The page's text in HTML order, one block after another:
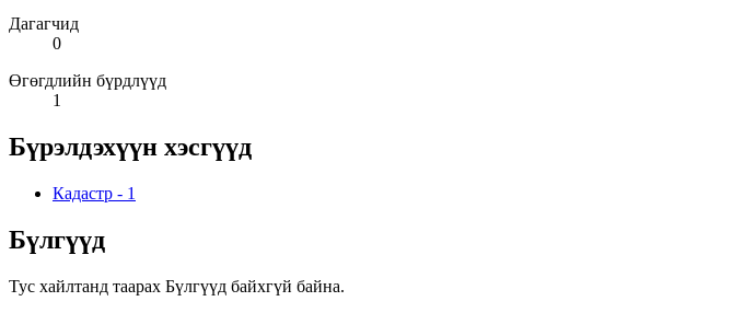
Дагагчид
0
Өгөгдлийн бүрдлүүд
1
Бүрэлдэхүүн хэсгүүд
Кадастр - 1
Бүлгүүд
Тус хайлтанд таарах Бүлгүүд байхгүй байна.